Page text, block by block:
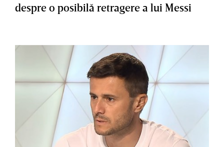
despre o posibilă retragere a lui Messi